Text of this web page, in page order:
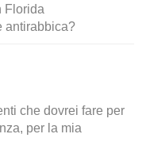
Florida
antirabbica?
che dovrei fare per
per la mia